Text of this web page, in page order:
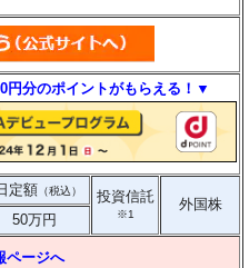
円分のポイントがもらえる！▼
定額 （税込） 投資信託
※1
外国株
50万円
ページへ